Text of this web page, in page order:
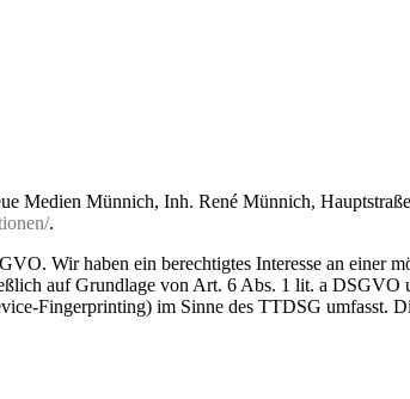
Münnich, Inh. René Münnich,
.
Wir haben ein berechtigtes Interesse an einer
auf Grundlage von Art. 6 Abs. 1 lit. a
Fingerprinting) im Sinne des TTDSG umfasst.